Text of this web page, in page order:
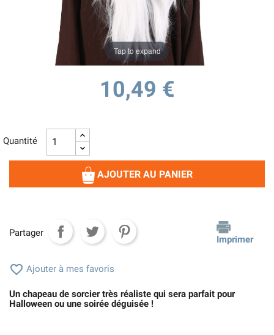
Tap to expand
10,49 €
Quantité
AJOUTER AU PANIER
Partager
Imprimer
 Ajouter à mes favoris
Un chapeau de sorcier très réaliste qui sera parfait pour
Halloween ou une soirée déguisée !